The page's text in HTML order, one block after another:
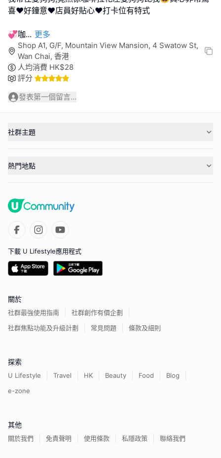
喜❤️好鐘意❤️店員好貼心❤️打卡位有特式
💞咖... 更多
Shop A1, G/F, Mountain View Mansion, 4 Swatow St,
Wan Chai, 香港
人均消費 HK$28
評分
發表第一個留言...
社群主題
熱門地點
下載 U Lifestyle應用程式
關於
社群最強使用指南
社群創作有價企劃
社群焦點功能及升級計劃
常見問題 條款及細則
探索
U Lifestyle Travel HK Beauty Food
Blog
e-zone
其他
關於我們 免責聲明 使用條款 私隱政策 聯絡我們